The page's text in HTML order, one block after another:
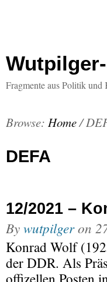
Fragmente aus Politik und
Browse: Home/
DEFA
12/2021 –
Bywutpilgeron
Konrad Wolf
der DDR. Als